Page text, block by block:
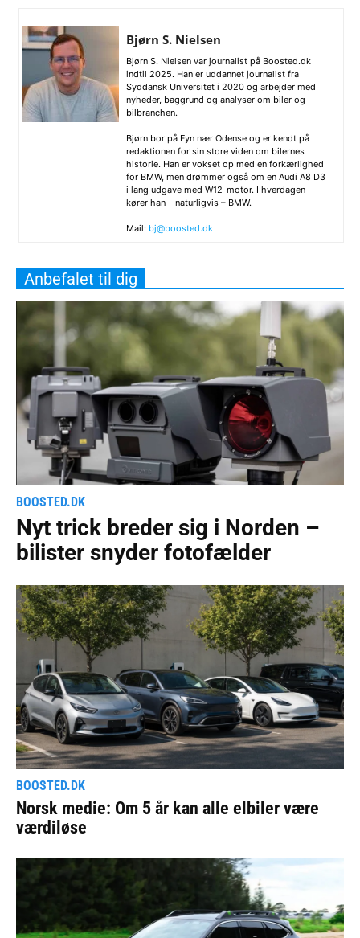
Bjørn S. Nielsen
Bjørn S. Nielsen var journalist på Boosted.dk
indtil 2025. Han er uddannet journalist fra
Syddansk Universitet i 2020 og arbejder med
nyheder, baggrund og analyser om biler og
bilbranchen.
Bjørn bor på Fyn nær Odense og er kendt på
redaktionen for sin store viden om bilernes
historie. Han er vokset op med en forkærlighed
for BMW, men drømmer også om en Audi A8 D3
i lang udgave med W12-motor. I hverdagen
kører han – naturligvis – BMW.
Mail: bj@boosted.dk